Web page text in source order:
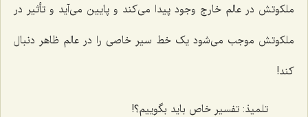
ملکوتش در عالم خارج وجود پیدا می‌کند و پایین می‌آید و تأثیر در
ملکوتش موجب می‌شود یک خط سیر خاصی را در عالم ظاهر دنبال
کند!
تلمیذ: تفسیر خاص باید بگوییم؟!